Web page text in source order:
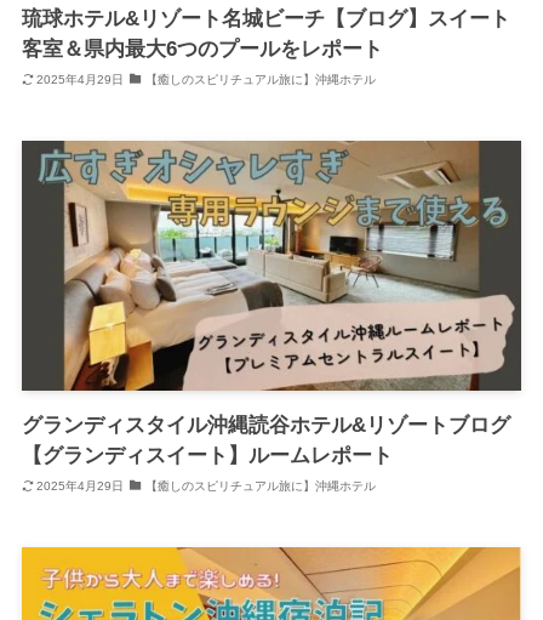
琉球ホテル&リゾート名城ビーチ【ブログ】スイート
客室＆県内最大6つのプールをレポート
2025年4月29日 【癒しのスピリチュアル旅に】沖縄ホテル
グランディスタイル沖縄読谷ホテル&リゾートブログ
【グランディスイート】ルームレポート
2025年4月29日 【癒しのスピリチュアル旅に】沖縄ホテル